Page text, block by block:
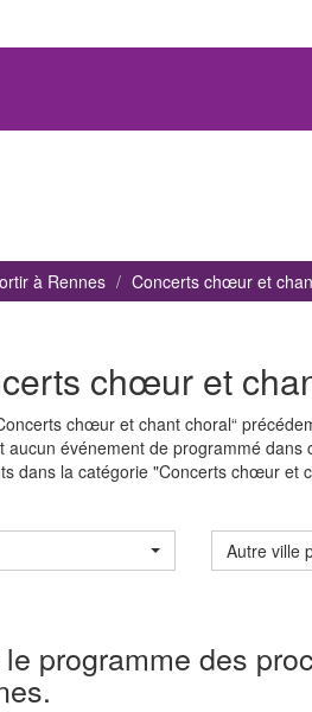
à Rennes Concerts chœur et
chœur et
chœur et chant choral“
aucun événement de programmé
dans la catégorie "Concerts chœur et
Autre ville
programme des